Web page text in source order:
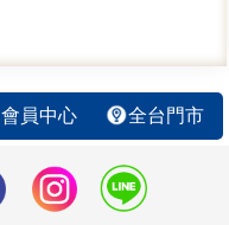
會員中心 全台門市